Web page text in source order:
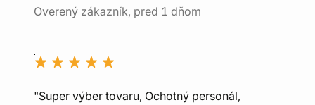
Overený zákazník, pred 1 dňom
"Super výber tovaru, Ochotný personál,